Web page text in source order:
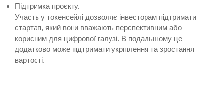
Підтримка проєкту.
Участь у токенсейлі дозволяє інвесторам підтримати
стартап, який вони вважають перспективним або
корисним для цифрової галузі. В подальшому це
додатково може підтримати укріплення та зростання
вартості.